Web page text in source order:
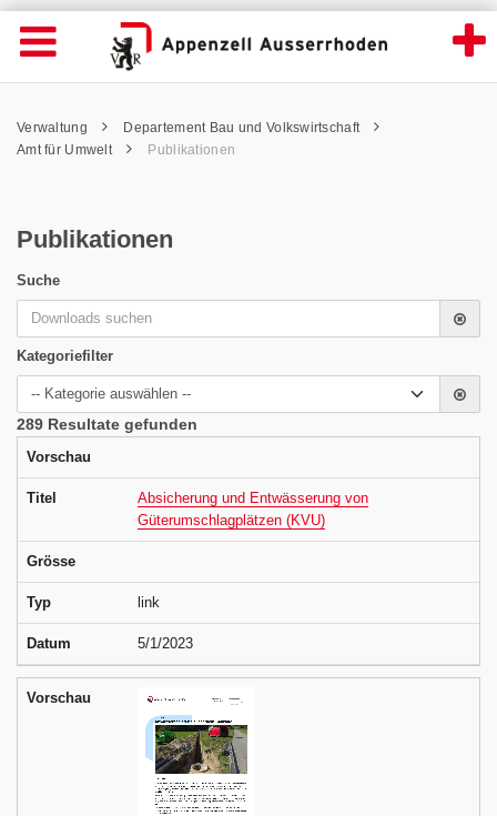
Publikationen - Appenzell Ausserrhoden
Wichtige
Seiten
Home
Inhalt
Kontakt
Navigation öffnen
Inhalt
Pfadnavigation
Verwaltung
Departement Bau und Volkswirtschaft
Amt für Umwelt
Publikationen
Publikationen
Suche
Kategoriefilter
289 Resultate gefunden
Vorschau
Titel
Absicherung und Entwässerung von
Güterumschlagplätzen (KVU)
Grösse
Typ link
Datum 5/1/2023
Vorschau